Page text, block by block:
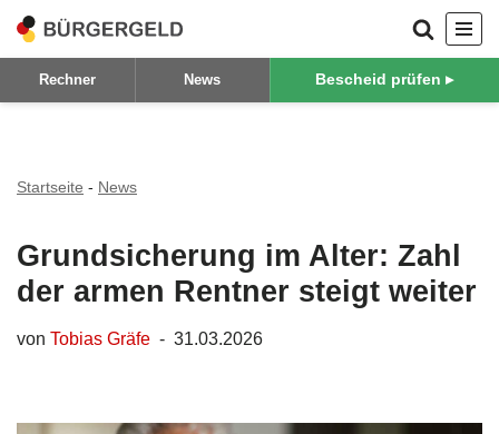
Zum
Inhalt
Rechner News Bescheid prüfen ▸
Startseite - News
Grundsicherung im Alter: Zahl
der armen Rentner steigt weiter
von Tobias Gräfe 31.03.2026